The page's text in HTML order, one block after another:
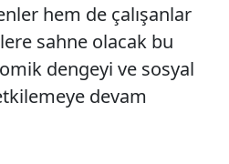
hem de çalışanlar
sahne olacak bu
dengeyi ve sosyal
devam